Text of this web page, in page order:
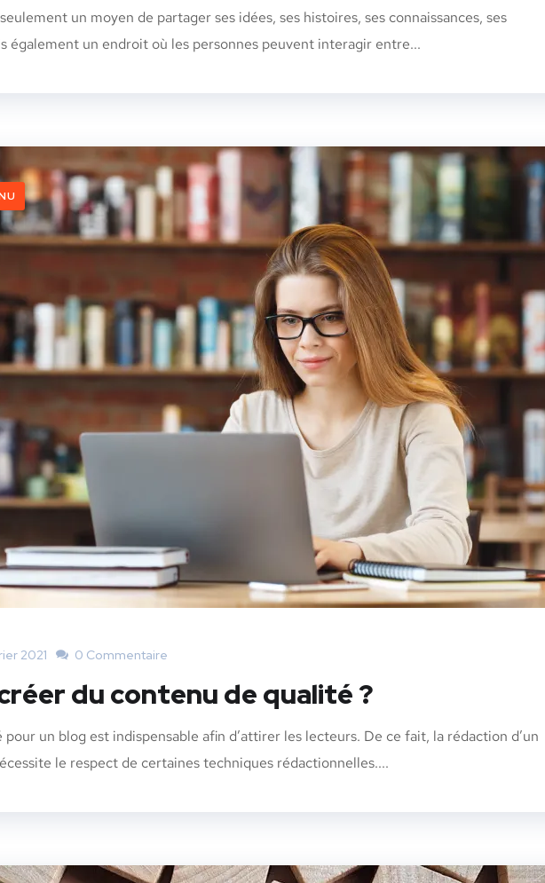
un moyen de partager ses idées, ses histoires, ses connaissances, ses
également un endroit où les personnes peuvent interagir entre...
2021 0 Commentaire
du contenu de qualité ?
un blog est indispensable afin d’attirer les lecteurs. De ce fait, la rédaction d’un
le respect de certaines techniques rédactionnelles....